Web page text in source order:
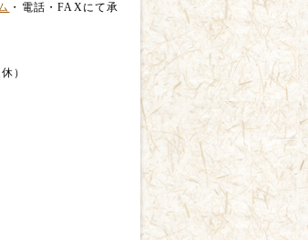
・電話・FAXにて承
）